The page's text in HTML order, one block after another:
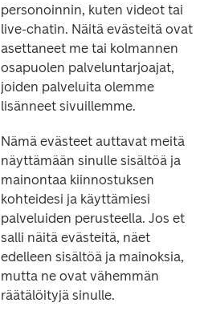
personoinnin, kuten videot tai
live-chatin. Näitä evästeitä ovat
asettaneet me tai kolmannen
osapuolen palveluntarjoajat,
joiden palveluita olemme
lisänneet sivuillemme.
Nämä evästeet auttavat meitä
näyttämään sinulle sisältöä ja
mainontaa kiinnostuksen
kohteidesi ja käyttämiesi
palveluiden perusteella. Jos et
salli näitä evästeitä, näet
edelleen sisältöä ja mainoksia,
mutta ne ovat vähemmän
räätälöityjä sinulle.